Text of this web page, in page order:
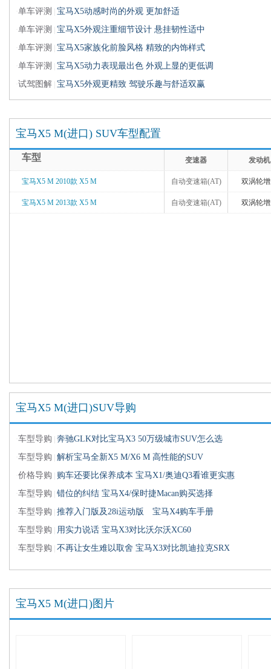
单车评测 宝马X5动感时尚的外观 更加舒适
单车评测 宝马X5外观注重细节设计 悬挂韧性适中
单车评测 宝马X5家族化前脸风格 精致的内饰样式
单车评测 宝马X5动力表现最出色 外观上显的更低调
试驾图解 宝马X5外观更精致 驾驶乐趣与舒适双赢
宝马X5 M(进口) SUV车型配置
车型 变速器 发动机
宝马X5 M 2010款 X5 M 自动变速箱(AT) 双涡轮
宝马X5 M 2013款 X5 M 自动变速箱(AT) 双涡轮
宝马X5 M(进口)SUV导购
车型导购 奔驰GLK对比宝马X3 50万级城市SUV怎么选
车型导购 解析宝马全新X5 M/X6 M 高性能的SUV
价格导购 购车还要比保养成本 宝马X1/奥迪Q3看谁更实惠
车型导购 错位的纠结 宝马X4/保时捷Macan购买选择
车型导购 推荐入门版及28i运动版 宝马X4购车手册
车型导购 用实力说话 宝马X3对比沃尔沃XC60
车型导购 不再让女生难以取舍 宝马X3对比凯迪拉克SRX
宝马X5 M(进口)图片